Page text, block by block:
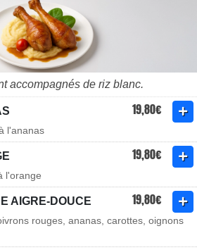
accompagnés de riz blanc.
19,80€
l'ananas
19,80€
l'orange
AIGRE-DOUCE 19,80€
rouges, ananas, carottes, oignons